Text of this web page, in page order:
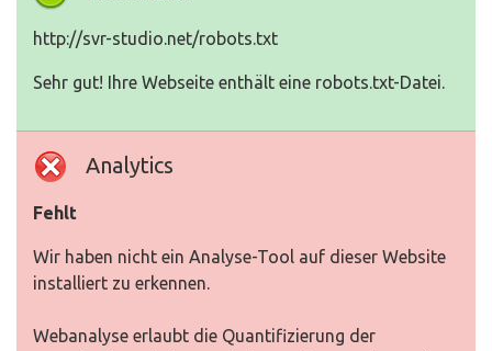
http://svr-studio.net/robots.txt
Sehr gut! Ihre Webseite enthält eine robots.txt-Datei.
Analytics
Fehlt
Wir haben nicht ein Analyse-Tool auf dieser Website
installiert zu erkennen.
Webanalyse erlaubt die Quantifizierung der